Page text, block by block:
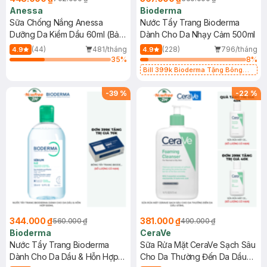
Anessa
Sữa Chống Nắng Anessa
Dưỡng Da Kiềm Dầu 60ml (Bản
Mới)
4.9 (44)
481/tháng
35%
Bioderma
Nước Tẩy Trang Bioderma
Dành Cho Da Nhạy Cảm 500ml
4.9 (228)
796/tháng
8%
Bill 399k Bioderma Tặng Bông
-39 %
344.000 ₫560.000 ₫
Bioderma
Nước Tẩy Trang Bioderma
Dành Cho Da Dầu & Hỗn Hợp
-22 %
381.000 ₫490.000 ₫
CeraVe
Sữa Rửa Mặt CeraVe Sạch Sâu
Cho Da Thường Đến Da Dầu